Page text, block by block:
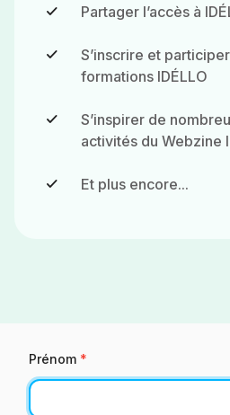
Partager l’accès à
S’inscrire et
formations IDÉLLO
S’inspirer de
activités du Webzine
Et plus encore...
Prénom